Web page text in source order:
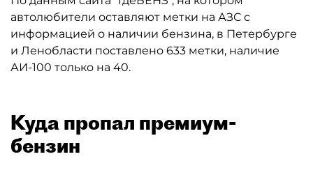
автолюбители оставляют метки на АЗС с
информацией о наличии бензина, в Петербурге
и Ленобласти поставлено 633 метки, наличие
АИ-100 только на 40.
Куда пропал премиум-
бензин